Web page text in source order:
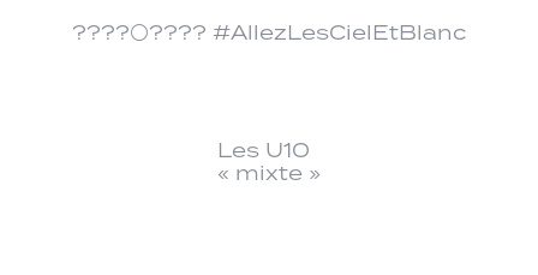
????⚪???? #AllezLesCielEtBlanc
Les U10
« mixte »